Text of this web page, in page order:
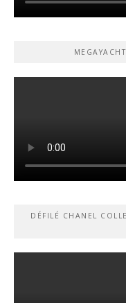
DÉFILÉ CHANEL